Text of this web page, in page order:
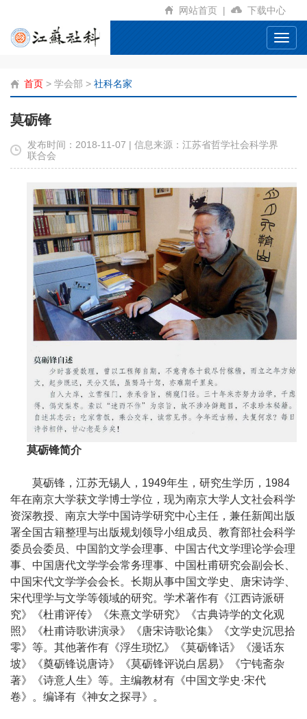
网站首页 | 下载中心
首页 > 学会部 > 社科名家
莫砺锋
发布时间：2018-11-07 | 信息来源：江苏省哲学社会科学界
联合会
莫砺锋简介
莫砺锋，江苏无锡人，1949年生，研究生学历，1984
年在南京大学获文学博士学位，现为南京大学人文社会科学
资深教授、南京大学中国诗学研究中心主任，兼任新闻出版
署全国古籍整理与出版规划领导小组成员、教育部社会科学
委员会委员、中国韵文学会理事、中国古代文学理论学会理
事、中国唐代文学学会常务理事、中国杜甫研究会副会长、
中国宋代文学学会会长。长期从事中国文学史、唐宋诗学、
宋代理学与文学等领域的研究。学术著作有《江西诗派研
究》《杜甫评传》《朱熹文学研究》《古典诗学的文化观
照》《杜甫诗歌讲演录》《唐宋诗歌论集》《文学史沉思拾
零》等。其他著作有《浮生琐忆》《莫砺锋话》《漫话东
坡》《奠砺锋说唐诗》《莫砺锋评说白居易》《宁钝斋杂
著》《诗意人生》等。主编教材有《中国文学史·宋代
卷》。编译有《神女之探寻》。